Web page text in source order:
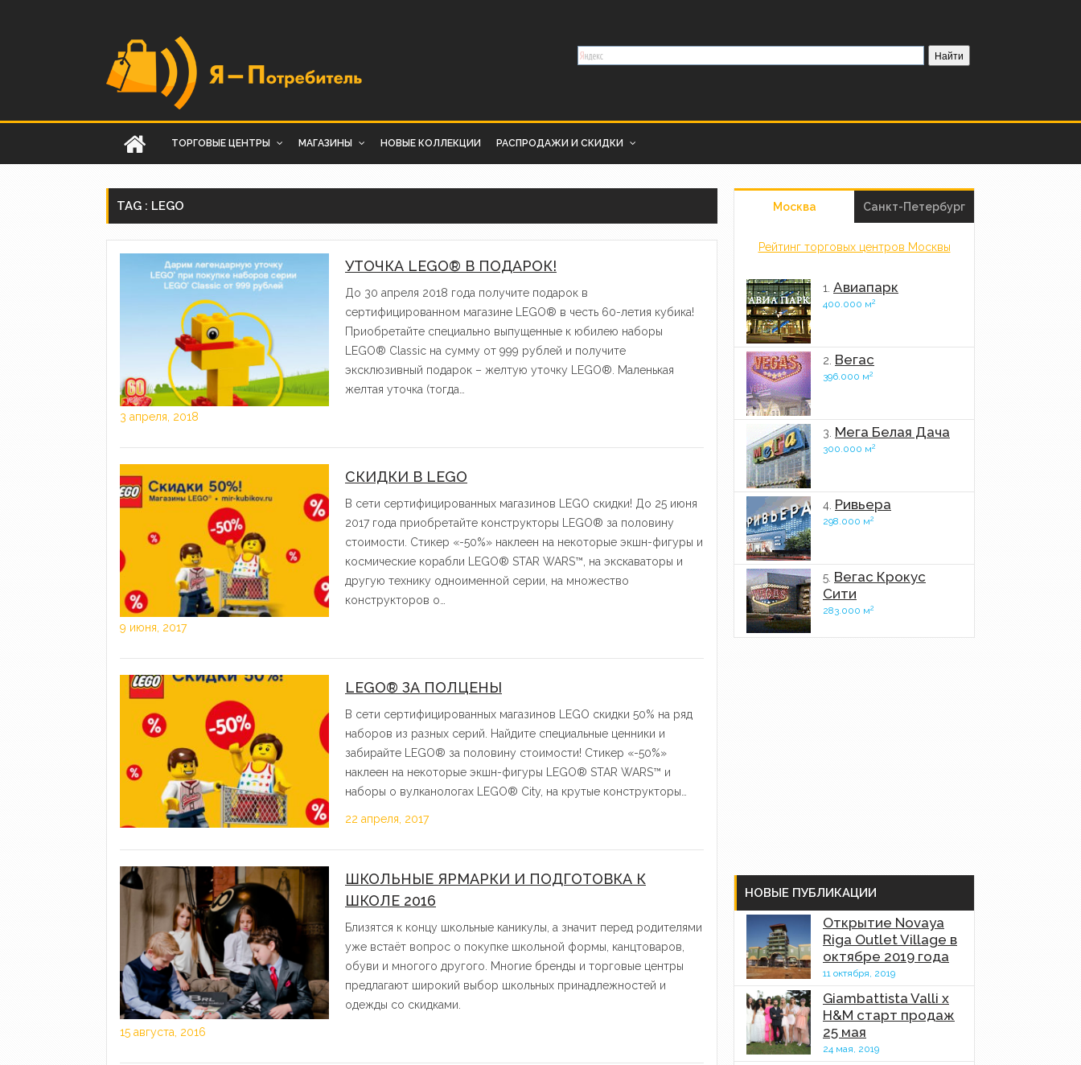
ТОРГОВЫЕ ЦЕНТРЫ МАГАЗИНЫ НОВЫЕ КОЛЛЕКЦИИ РАСПРОДАЖИ И СКИДКИ
TAG : LEGO
УТОЧКА LEGO® В ПОДАРОК!
До 30 апреля 2018 года получите подарок в
сертифицированном магазине LEGO® в честь 60-летия кубика!
Приобретайте специально выпущенные к юбилею наборы
LEGO® Classic на сумму от 999 рублей и получите
эксклюзивный подарок – желтую уточку LEGO®. Маленькая
желтая уточка (тогда…
3 апреля, 2018
СКИДКИ В LEGO
В сети сертифицированных магазинов LEGO скидки! До 25 июня
2017 года приобретайте конструкторы LEGO® за половину
стоимости. Стикер «-50%» наклеен на некоторые экшн-фигуры и
космические корабли LEGO® STAR WARS™, на экскаваторы и
другую технику одноименной серии, на множество
конструкторов о…
9 июня, 2017
LEGO® ЗА ПОЛЦЕНЫ
В сети сертифицированных магазинов LEGO скидки 50% на ряд
наборов из разных серий. Найдите специальные ценники и
забирайте LEGO® за половину стоимости! Стикер «-50%»
наклеен на некоторые экшн-фигуры LEGO® STAR WARS™ и
наборы о вулканологах LEGO® City, на крутые конструкторы…
22 апреля, 2017
ШКОЛЬНЫЕ ЯРМАРКИ И ПОДГОТОВКА К
ШКОЛЕ 2016
Близятся к концу школьные каникулы, а значит перед родителями
уже встаёт вопрос о покупке школьной формы, канцтоваров,
обуви и многого другого. Многие бренды и торговые центры
предлагают широкий выбор школьных принадлежностей и
одежды со скидками.
15 августа, 2016
Москва Санкт-Петербург
Рейтинг торговых центров Москвы
1. Авиапарк
400.000 м2
2. Вегас
396.000 м2
3. Мега Белая Дача
300.000 м2
4. Ривьера
298.000 м2
5. Вегас Крокус
Сити
283.000 м2
НОВЫЕ ПУБЛИКАЦИИ
Открытие Novaya
Riga Outlet Village в
октябре 2019 года
11 октября, 2019
Giambattista Valli x
H&M старт продаж
25 мая
24 мая, 2019